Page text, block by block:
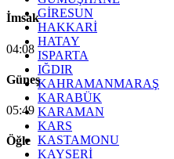
GİRESUN
HAKKARİ
HATAY
ISPARTA
IĞDIR
KAHRAMANMARAŞ
KARABÜK
KARAMAN
KARS
KASTAMONU
KAYSERİ
İmsak
04:08
Güneş
05:49
Öğle